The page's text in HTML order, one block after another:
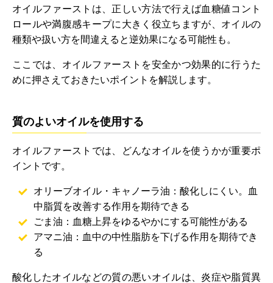
オイルファーストは、正しい方法で行えば血糖値コント
ロールや満腹感キープに大きく役立ちますが、オイルの
種類や扱い方を間違えると逆効果になる可能性も。
ここでは、オイルファーストを安全かつ効果的に行うた
めに押さえておきたいポイントを解説します。
質のよいオイルを使用する
オイルファーストでは、どんなオイルを使うかが重要ポ
イントです。
オリーブオイル・キャノーラ油：酸化しにくい。血
中脂質を改善する作用を期待できる
ごま油：血糖上昇をゆるやかにする可能性がある
アマニ油：血中の中性脂肪を下げる作用を期待でき
る
酸化したオイルなどの質の悪いオイルは、炎症や脂質異